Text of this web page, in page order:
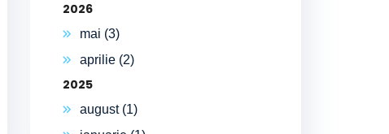
2026
mai (3)
aprilie (2)
2025
august (1)